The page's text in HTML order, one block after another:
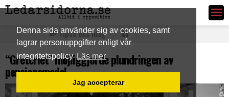
Denna sida använder sig av cookies, samt
lagrar personuppgifter enligt vår
integritetspolicyLäs mer
Jag accepterar
Ledarsidorna.se
Tipsa oss idag
“Greteriet” möjliggjorde plundringen av
pensionsmedel